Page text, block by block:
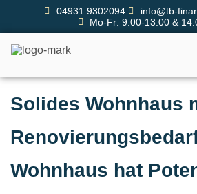
04931 9302094
info@tb-
Mo-Fr: 9:00-13:00 &
Solides Wohnhaus
Wohnhaus hat